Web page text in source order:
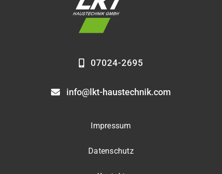
07024-2695
info@lkt-haustechnik.com
Impressum
Datenschutz